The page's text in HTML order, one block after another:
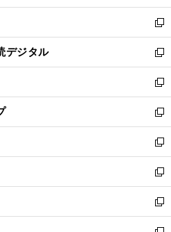
開
く
ウ
で
開
く
ン
ド
ウ
で
開
く
ウ
ィ
ン
ド
ウ
で
開
く
新
し
い
ウ
ィ
ン
ド
ウ
で
開
く
デジタル
新
し
い
ウ
ィ
ン
ド
ウ
で
開
く
新
し
い
ウ
ィ
ン
ド
ウ
で
開
新
し
い
ウ
ィ
ン
ド
ウ
新
し
い
ウ
ィ
ン
新
し
い
ウ
新
し